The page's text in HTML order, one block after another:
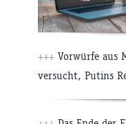
+++ Vorwürfe aus
versucht, Putins